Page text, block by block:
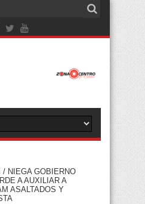
/ NIEGA GOBIERNO
A AUXILIAR A
ASALTADOS Y